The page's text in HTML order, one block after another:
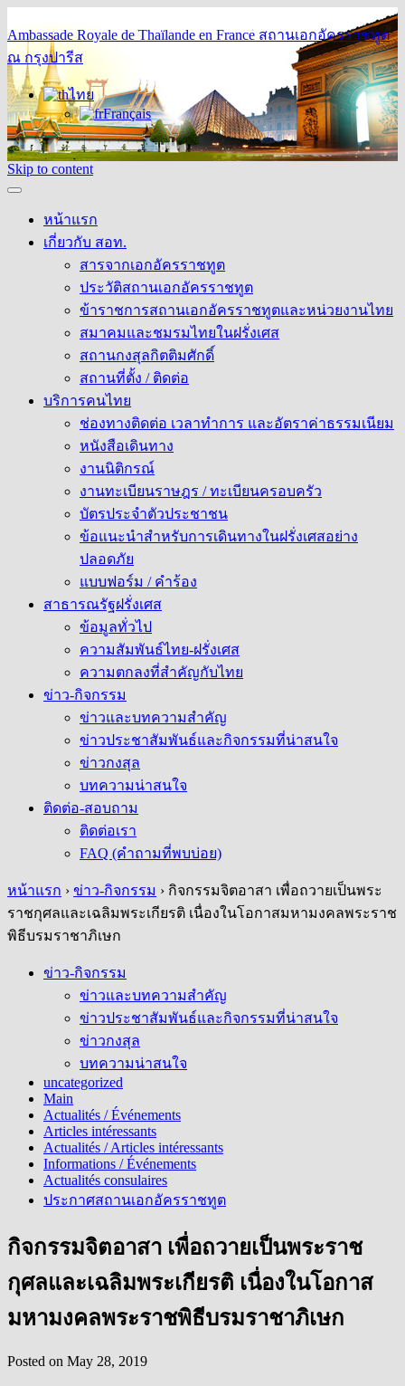
Ambassade Royale de Thaïlande en France สถานเอกอัครราชทูต
ณ กรุงปารีส
ไทย
Français
Skip to content
หน้าแรก
เกี่ยวกับ สอท.
สารจากเอกอัครราชทูต
ประวัติสถานเอกอัครราชทูต
ข้าราชการสถานเอกอัครราชทูตและหน่วยงานไทย
สมาคมและชมรมไทยในฝรั่งเศส
สถานกงสุลกิตติมศักดิ์
สถานที่ตั้ง / ติดต่อ
บริการคนไทย
ช่องทางติดต่อ เวลาทำการ และอัตราค่าธรรมเนียม
หนังสือเดินทาง
งานนิติกรณ์
งานทะเบียนราษฎร / ทะเบียนครอบครัว
บัตรประจำตัวประชาชน
ข้อแนะนำสำหรับการเดินทางในฝรั่งเศสอย่าง
ปลอดภัย
แบบฟอร์ม / คำร้อง
สาธารณรัฐฝรั่งเศส
ข้อมูลทั่วไป
ความสัมพันธ์ไทย-ฝรั่งเศส
ความตกลงที่สำคัญกับไทย
ข่าว-กิจกรรม
ข่าวและบทความสำคัญ
ข่าวประชาสัมพันธ์และกิจกรรมที่น่าสนใจ
ข่าวกงสุล
บทความน่าสนใจ
ติดต่อ-สอบถาม
ติดต่อเรา
FAQ (คำถามที่พบบ่อย)
หน้าแรก › ข่าว-กิจกรรม › กิจกรรมจิตอาสา เพื่อถวายเป็นพระ
ราชกุศลและเฉลิมพระเกียรติ เนื่องในโอกาสมหามงคลพระราช
พิธีบรมราชาภิเษก
ข่าว-กิจกรรม
ข่าวและบทความสำคัญ
ข่าวประชาสัมพันธ์และกิจกรรมที่น่าสนใจ
ข่าวกงสุล
บทความน่าสนใจ
uncategorized
Main
Actualités / Événements
Articles intéressants
Actualités / Articles intéressants
Informations / Événements
Actualités consulaires
ประกาศสถานเอกอัครราชทูต
กิจกรรมจิตอาสา เพื่อถวายเป็นพระราช
กุศลและเฉลิมพระเกียรติ เนื่องในโอกาส
มหามงคลพระราชพิธีบรมราชาภิเษก
Posted on May 28, 2019